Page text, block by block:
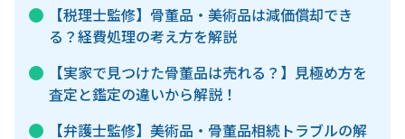
【税理士監修】骨董品・美術品は減価償却でき
る？経費処理の考え方を解説
【実家で見つけた骨董品は売れる？】見極め方を
査定と鑑定の違いから解説！
【弁護士監修】美術品・骨董品相続トラブルの解